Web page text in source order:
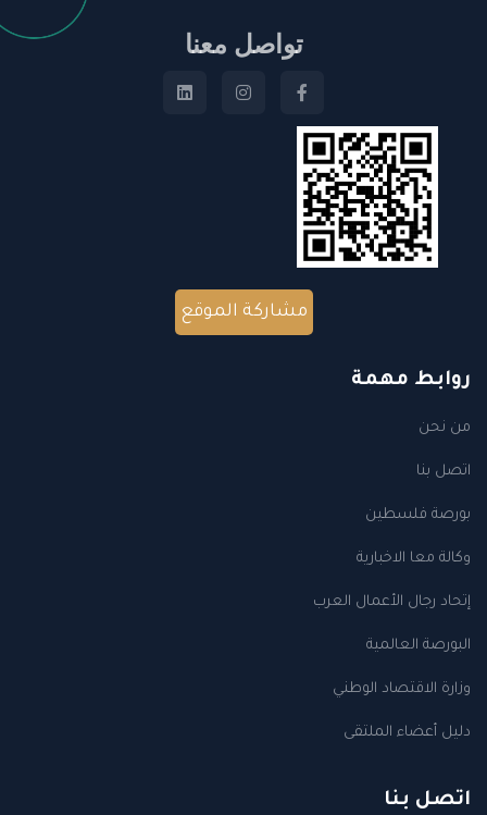
تواصل معنا
مشاركة الموقع
روابط مهمة
من نحن
اتصل بنا
بورصة فلسطين
وكالة معا الاخبارية
إتحاد رجال الأعمال العرب
البورصة العالمية
وزارة الاقتصاد الوطني
دليل أعضاء الملتقى
اتصل بنا